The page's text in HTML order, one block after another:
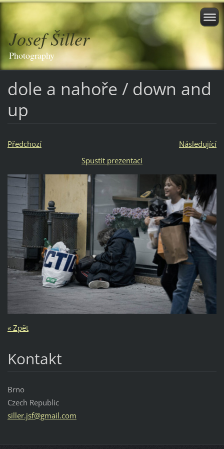
Josef Šiller
Photography
dole a nahoře / down and
up
Předchozí
Následující
Spustit prezentaci
« Zpět
Kontakt
Brno
Czech Republic
siller.jsf@gmail.com